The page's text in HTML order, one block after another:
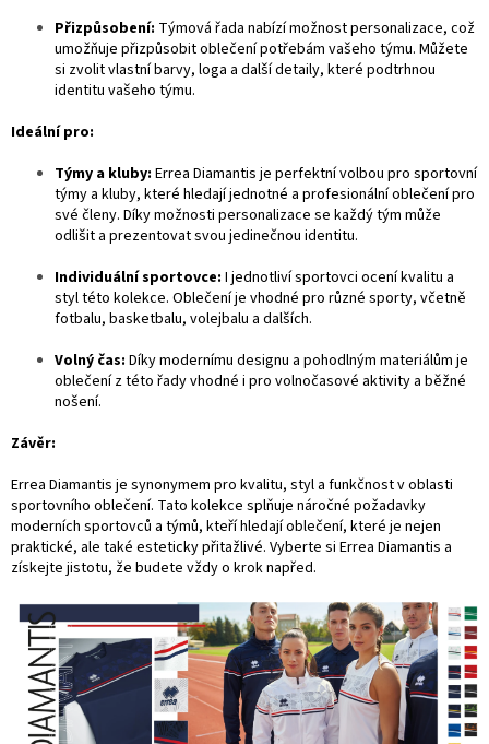
Přizpůsobení: Týmová řada nabízí možnost personalizace, což
umožňuje přizpůsobit oblečení potřebám vašeho týmu. Můžete
si zvolit vlastní barvy, loga a další detaily, které podtrhnou
identitu vašeho týmu.
Ideální pro:
Týmy a kluby: Errea Diamantis je perfektní volbou pro sportovní
týmy a kluby, které hledají jednotné a profesionální oblečení pro
své členy. Díky možnosti personalizace se každý tým může
odlišit a prezentovat svou jedinečnou identitu.
Individuální sportovce: I jednotliví sportovci ocení kvalitu a
styl této kolekce. Oblečení je vhodné pro různé sporty, včetně
fotbalu, basketbalu, volejbalu a dalších.
Volný čas: Díky modernímu designu a pohodlným materiálům je
oblečení z této řady vhodné i pro volnočasové aktivity a běžné
nošení.
Závěr:
Errea Diamantis je synonymem pro kvalitu, styl a funkčnost v oblasti
sportovního oblečení. Tato kolekce splňuje náročné požadavky
moderních sportovců a týmů, kteří hledají oblečení, které je nejen
praktické, ale také esteticky přitažlivé. Vyberte si Errea Diamantis a
získejte jistotu, že budete vždy o krok napřed.